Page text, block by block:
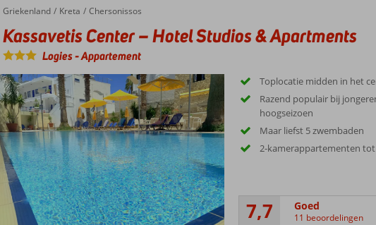
Home
Griekenland Kreta Chersonissos
Kassavetis Center – Hotel Studios & Apartments
Kassavetis Center – Hotel Studios & Apartments
Logies-Appartement
Toplocatie midden in het
Razend populair bij
hoogseizoen
Maar liefst 5 zwembaden
2-kamerappartementen
7,7 Goed
11 beoordelingen